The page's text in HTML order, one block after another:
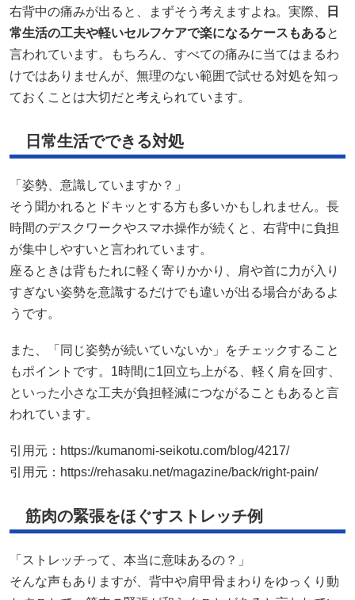
右背中の痛みが出ると、まずそう考えますよね。実際、
日
常生活の工夫や軽いセルフケアで楽になるケースもあると
言われています。もちろん、すべての痛みに当てはまるわ
けではありませんが、無理のない範囲で試せる対処を知っ
ておくことは大切だと考えられています。
日常生活でできる対処
「姿勢、意識していますか？」
そう聞かれるとドキッとする方も多いかもしれません。長
時間のデスクワークやスマホ操作が続くと、右背中に負担
が集中しやすいと言われています。
座るときは背もたれに軽く寄りかかり、肩や首に力が入り
すぎない姿勢を意識するだけでも違いが出る場合があるよ
うです。
また、「同じ姿勢が続いていないか」をチェックすること
もポイントです。1時間に1回立ち上がる、軽く肩を回す、
といった小さな工夫が負担軽減につながることもあると言
われています。
引用元： https://kumanomi-seikotu.com/blog/4217/
引用元： https://rehasaku.net/magazine/back/right-pain/
筋肉の緊張をほぐすストレッチ例
「ストレッチって、本当に意味あるの？」
そんな声もありますが、背中や肩甲骨まわりをゆっくり動